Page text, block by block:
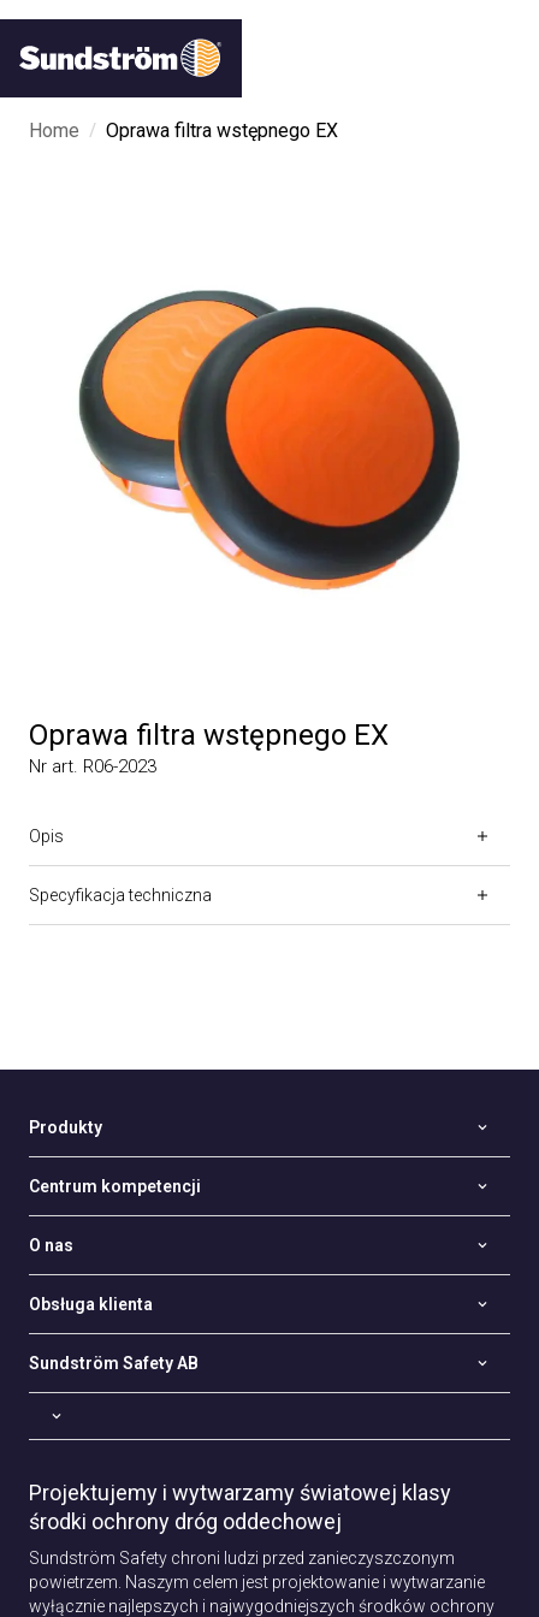
Home / Oprawa filtra wstępnego EX
Oprawa filtra wstępnego EX
Nr art. R06-2023
Opis
Specyfikacja techniczna
Produkty
Centrum kompetencji
O nas
Obsługa klienta
Sundström Safety AB
Projektujemy i wytwarzamy światowej klasy
środki ochrony dróg oddechowej
Sundström Safety chroni ludzi przed zanieczyszczonym
powietrzem. Naszym celem jest projektowanie i wytwarzanie
wyłącznie najlepszych i najwygodniejszych środków ochrony